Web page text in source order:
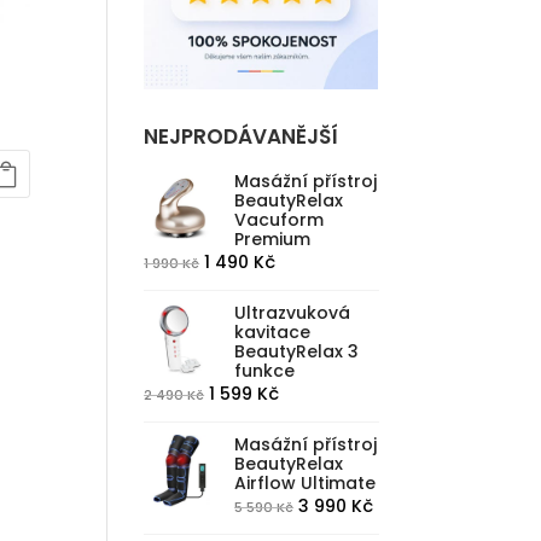
NEJPRODÁVANĚJŠÍ
Masážní přístroj
BeautyRelax
Vacuform
Premium
1 990Kč Původní
byla:
990 Kč.
1 490 KčAktuální
je:
1
490 Kč.
Ultrazvuková
kavitace
BeautyRelax 3
funkce
2 490Kč Původní
byla:
490 Kč.
1 599 KčAktuální
je:
1
599 Kč.
Masážní přístroj
BeautyRelax
Airflow Ultimate
5 590Kč Původní
3 990 KčAktuální